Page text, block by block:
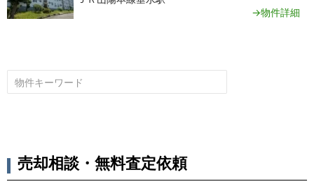
→物件詳細
売却相談・無料査定依頼